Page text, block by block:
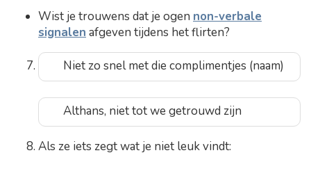
Wist je trouwens dat je ogen non-verbale
signalen afgeven tijdens het flirten?
Niet zo snel met die complimentjes (naam)
Althans, niet tot we getrouwd zijn
Als ze iets zegt wat je niet leuk vindt: